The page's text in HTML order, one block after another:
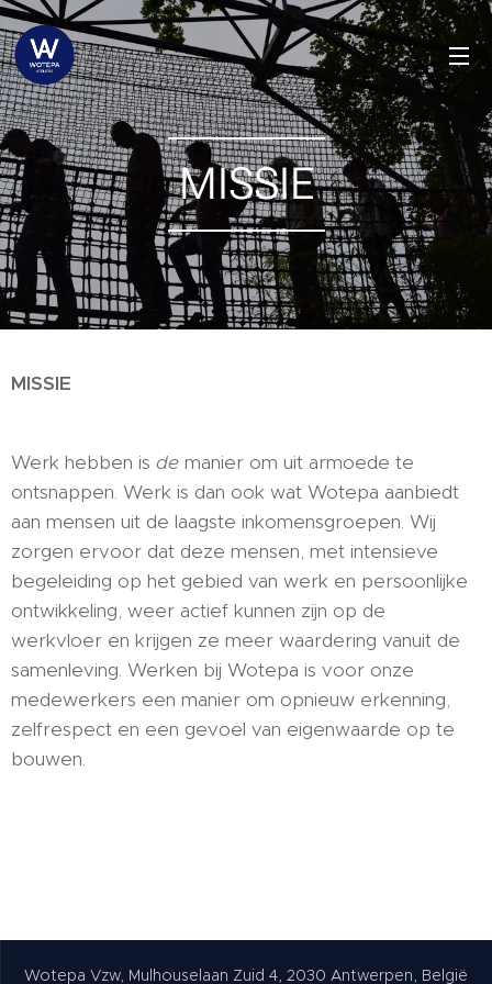
MISSIE
MISSIE
Werk hebben is de manier om uit armoede te
ontsnappen. Werk is dan ook wat Wotepa aanbiedt
aan mensen uit de laagste inkomensgroepen. Wij
zorgen ervoor dat deze mensen, met intensieve
begeleiding op het gebied van werk en persoonlijke
ontwikkeling, weer actief kunnen zijn op de
werkvloer en krijgen ze meer waardering vanuit de
samenleving. Werken bij Wotepa is voor onze
medewerkers een manier om opnieuw erkenning,
zelfrespect en een gevoel van eigenwaarde op te
bouwen.
Wotepa Vzw, Mulhouselaan Zuid 4, 2030 Antwerpen, België